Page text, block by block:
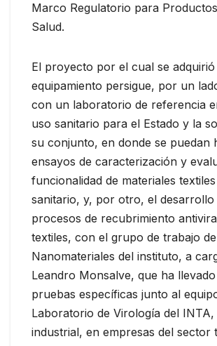
Marco Regulatorio para
Salud.
El proyecto por el cual se adquirió
equipamiento persigue, por un
con un laboratorio de referencia
uso sanitario para el Estado y la
su conjunto, en donde se puedan
ensayos de caracterización y
funcionalidad de materiales
sanitario, y, por otro, el desarrollo
procesos de recubrimiento
textiles, con el grupo de trabajo de
Nanomateriales del instituto, a
Leandro Monsalve, que ha
pruebas específicas junto al
Laboratorio de Virología del INTA,
industrial, en empresas del sector